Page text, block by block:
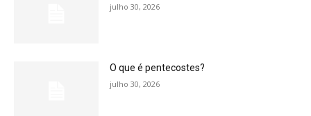
julho 30, 2026
O que é pentecostes?
julho 30, 2026